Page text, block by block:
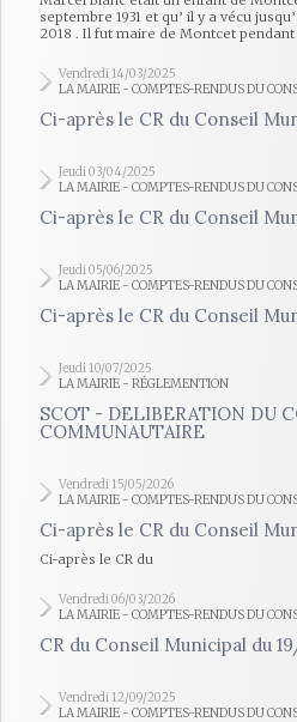
septembre 1931 et qu’ il y a vécu
2018 . Il fut maire de Montcet pendant
Vendredi 14/03/2025
LA MAIRIE - COMPTES-RENDUS DU
Ci-après le CR du Conseil
Jeudi 03/04/2025
LA MAIRIE - COMPTES-RENDUS DU
Ci-après le CR du Conseil
Jeudi 05/06/2025
LA MAIRIE - COMPTES-RENDUS DU
Ci-après le CR du Conseil
Jeudi 10/07/2025
LA MAIRIE - RÉGLEMENTION
SCOT - DELIBERATION DU
COMMUNAUTAIRE
Vendredi 15/05/2026
LA MAIRIE - COMPTES-RENDUS DU
Ci-après le CR du Conseil
Ci-après le CR du
Vendredi 06/03/2026
LA MAIRIE - COMPTES-RENDUS DU
CR du Conseil Municipal du
Vendredi 12/09/2025
LA MAIRIE - COMPTES-RENDUS DU